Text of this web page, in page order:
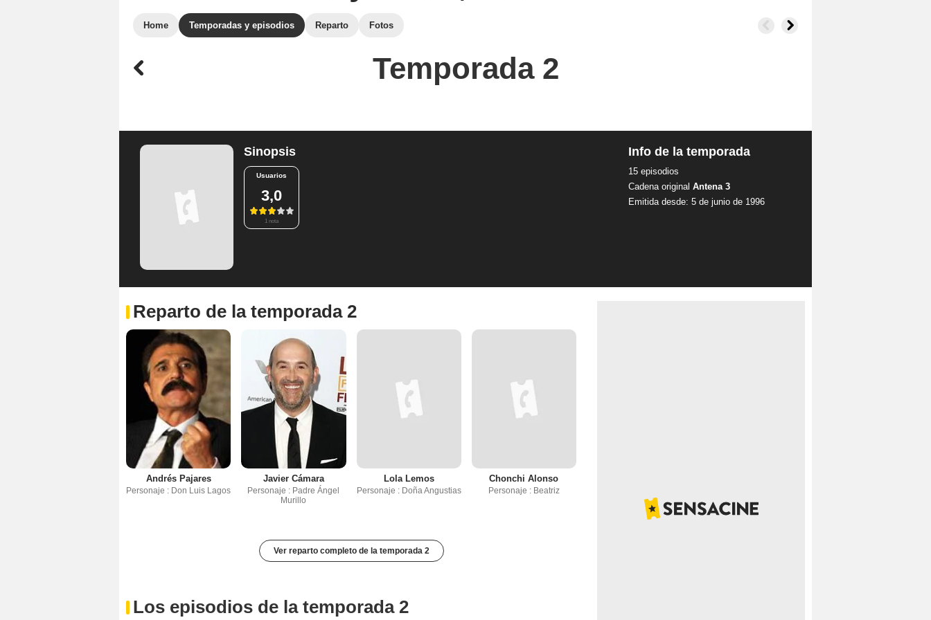
Home Temporadas y episodios Reparto Fotos
Temporada 2
Sinopsis
Usuarios
3,0
1 nota
Info de la temporada
15 episodios
Cadena original Antena 3
Emitida desde: 5 de junio de 1996
Reparto de la temporada 2
Andrés Pajares
Personaje : Don Luis Lagos
Javier Cámara
Personaje : Padre Ángel
Murillo
Lola Lemos
Personaje : Doña Angustias
Chonchi Alonso
Personaje : Beatriz
Ver reparto completo de la temporada 2
Los episodios de la temporada 2